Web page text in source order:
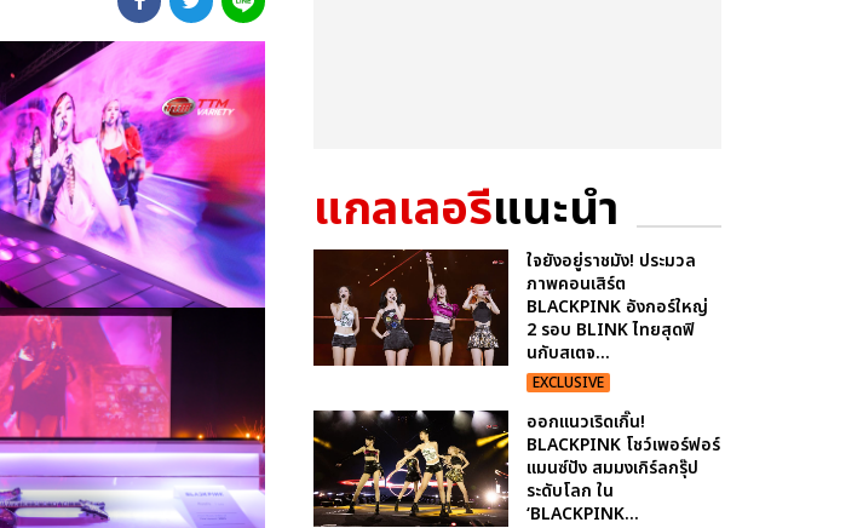
แกลเลอรีแนะนำ
ใจยังอยู่ราชมัง! ประมวล
ภาพคอนเสิร์ต
BLACKPINK อังกอร์ใหญ่
2 รอบ BLINK ไทยสุดฟิ
นกับสเตจ...
EXCLUSIVE
ออกแนวเริดเกิ๊น!
BLACKPINK โชว์เพอร์ฟอร์
แมนซ์ปัง สมมงเกิร์ลกรุ๊ป
ระดับโลก ใน
‘BLACKPINK...